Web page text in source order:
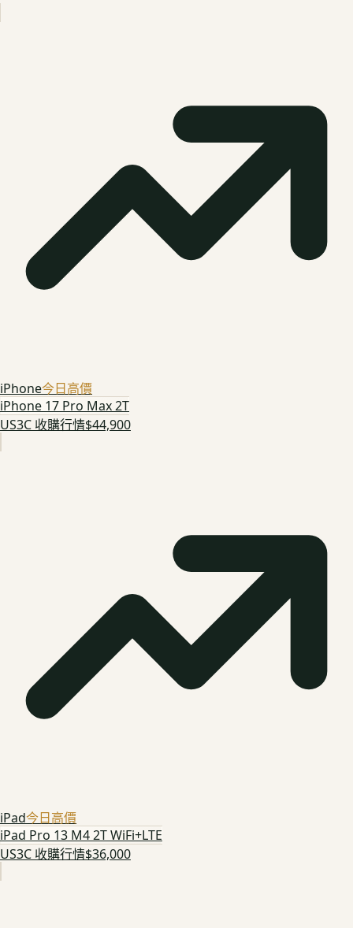
iPhone今日高價
iPhone 17 Pro Max 2T
US3C 收購行情$44,900
iPad今日高價
iPad Pro 13 M4 2T WiFi+LTE
US3C 收購行情$36,000